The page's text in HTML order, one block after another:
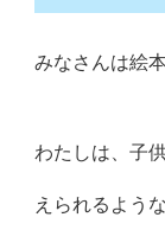
みなさんは絵
わたしは、子
えられるよう